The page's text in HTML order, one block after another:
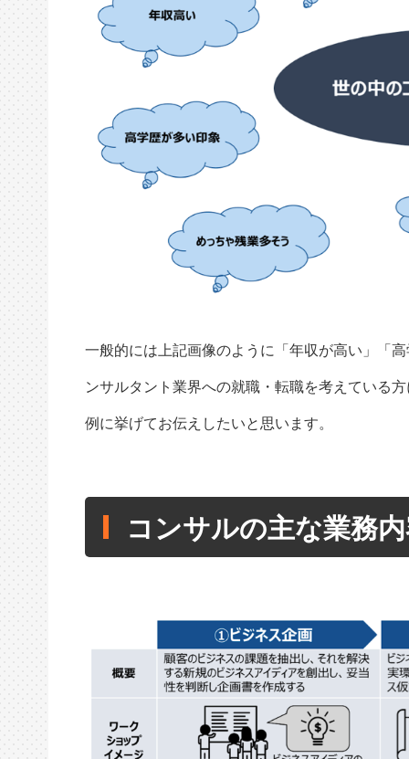
一般的には上記画像のように「年収が高い」「
ンサルタント業界への就職・転職を考えている
例に挙げてお伝えしたいと思います。
コンサルの主な業務